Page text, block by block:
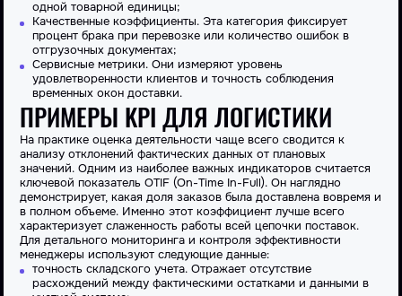
одной товарной единицы;
Качественные коэффициенты. Эта категория фиксирует
процент брака при перевозке или количество ошибок в
отгрузочных документах;
Сервисные метрики. Они измеряют уровень
удовлетворенности клиентов и точность соблюдения
временных окон доставки.
ПРИМЕРЫ KPI ДЛЯ ЛОГИСТИКИ
На практике оценка деятельности чаще всего сводится к
анализу отклонений фактических данных от плановых
значений. Одним из наиболее важных индикаторов считается
ключевой показатель OTIF (On-Time In-Full). Он наглядно
демонстрирует, какая доля заказов была доставлена вовремя и
в полном объеме. Именно этот коэффициент лучше всего
характеризует слаженность работы всей цепочки поставок.
Для детального мониторинга и контроля эффективности
менеджеры используют следующие данные:
точность складского учета. Отражает отсутствие
расхождений между фактическими остатками и данными в